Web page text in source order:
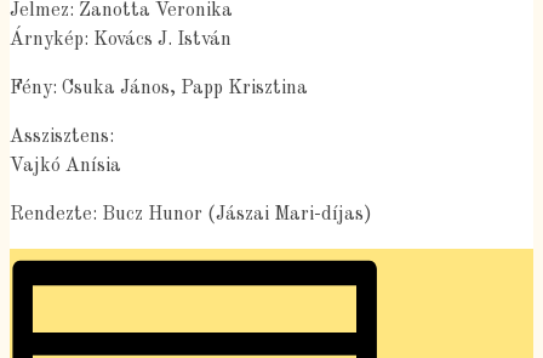
Jelmez: Zanotta Veronika
Árnykép: Kovács J. István
Fény: Csuka János, Papp Krisztina
Asszisztens:
Vajkó Anísia
Rendezte: Bucz Hunor (Jászai Mari-díjas)